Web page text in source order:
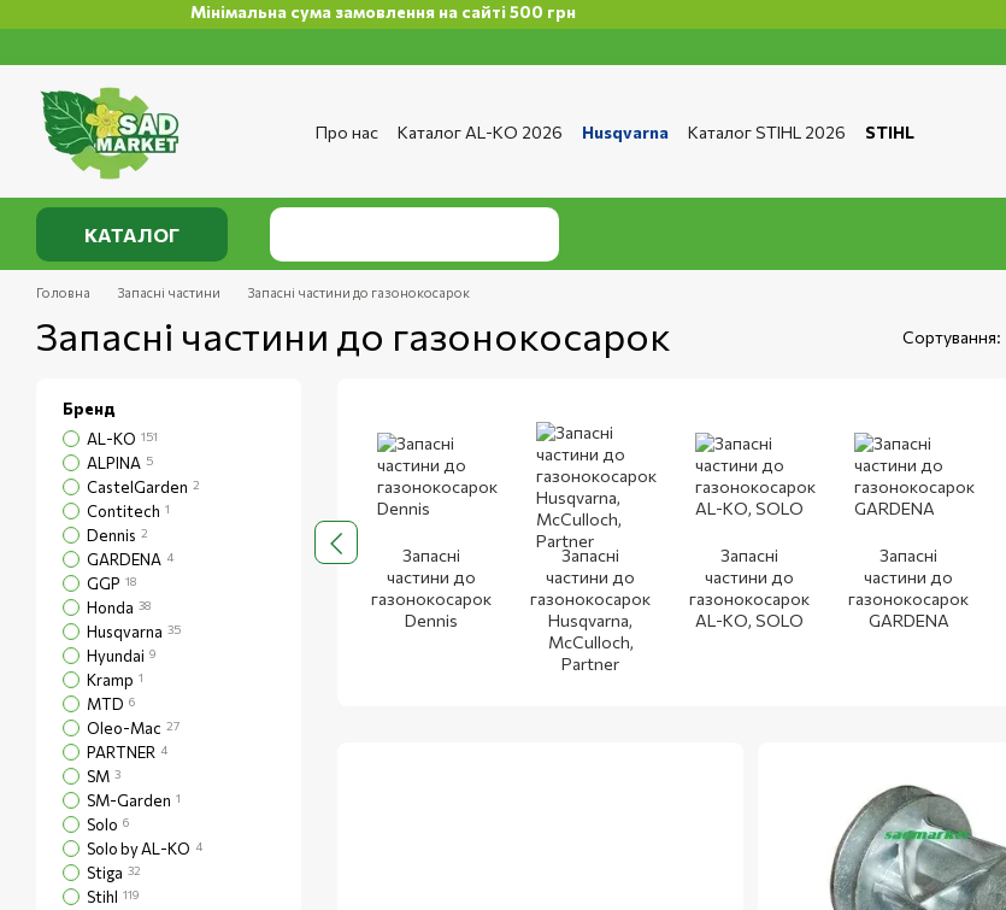
Перейти до основного контенту
Мінімальна сума замовлення на сайті 500 грн
Про нас Каталог AL-KO 2026 Husqvarna Каталог STIHL 2026
STIHL
Публічний договір
Політика конфіденційності
КАТАЛОГ
Головна Запасні частини Запасні частини до газонокосарок
Запасні частини до газонокосарок Сортування:
Запасні
частини до
газонокосарок
Dennis
Запасні
частини до
газонокосарок
Husqvarna,
McCulloch,
Partner
Запасні
частини до
газонокосарок
AL-KO, SOLO
Запасні
частини до
газонокосарок
GARDENA
Бренд
AL-KO 151
ALPINA 5
CastelGarden 2
Contitech 1
Dennis 2
GARDENA 4
GGP 18
Honda 38
Husqvarna 35
Hyundai 9
Kramp 1
MTD 6
Oleo-Mac 27
PARTNER 4
SM 3
SM-Garden 1
Solo 6
Solo by AL-KO 4
Stiga 32
Stihl 119